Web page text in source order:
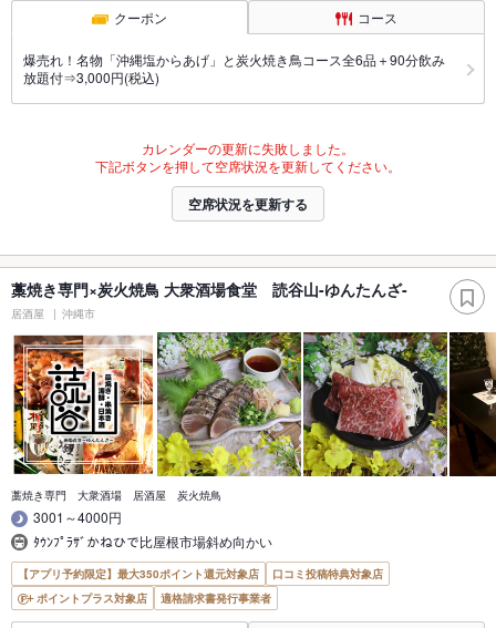
クーポン コース
爆売れ！名物「沖縄塩からあげ」と炭火焼き鳥コース全6品＋90分飲み
放題付⇒3,000円(税込)
カレンダーの更新に失敗しました。
下記ボタンを押して空席状況を更新してください。
空席状況を更新する
藁焼き専門×炭火焼鳥 大衆酒場食堂 読谷山-ゆんたんざ-
居酒屋 沖縄市
藁焼き専門 大衆酒場 居酒屋 炭火焼鳥
3001～4000円
ﾀｳﾝﾌﾟﾗｻﾞかねひで比屋根市場斜め向かい
【アプリ予約限定】最大350ポイント還元対象店
口コミ投稿特典対象店
ポイントプラス対象店
適格請求書発行事業者